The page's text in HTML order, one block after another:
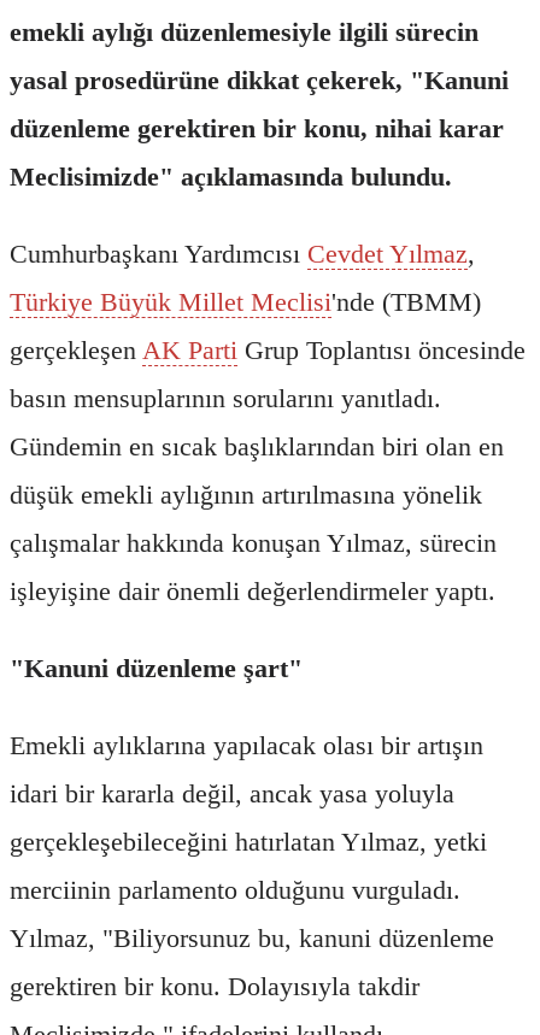
emekli aylığı düzenlemesiyle ilgili sürecin
yasal prosedürüne dikkat çekerek, "Kanuni
düzenleme gerektiren bir konu, nihai karar
Meclisimizde" açıklamasında bulundu.
Cumhurbaşkanı Yardımcısı Cevdet Yılmaz,
Türkiye Büyük Millet Meclisi'nde (TBMM)
gerçekleşen AK Parti Grup Toplantısı öncesinde
basın mensuplarının sorularını yanıtladı.
Gündemin en sıcak başlıklarından biri olan en
düşük emekli aylığının artırılmasına yönelik
çalışmalar hakkında konuşan Yılmaz, sürecin
işleyişine dair önemli değerlendirmeler yaptı.
"Kanuni düzenleme şart"
Emekli aylıklarına yapılacak olası bir artışın
idari bir kararla değil, ancak yasa yoluyla
gerçekleşebileceğini hatırlatan Yılmaz, yetki
merciinin parlamento olduğunu vurguladı.
Yılmaz, "Biliyorsunuz bu, kanuni düzenleme
gerektiren bir konu. Dolayısıyla takdir